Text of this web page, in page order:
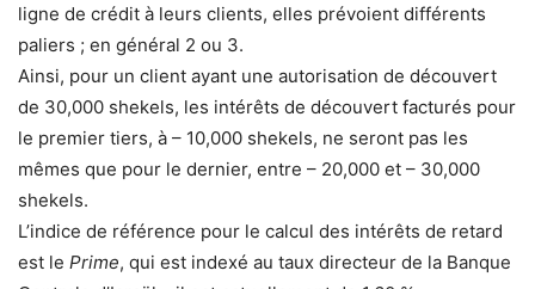
ligne de crédit à leurs clients, elles prévoient différents
paliers ; en général 2 ou 3.
Ainsi, pour un client ayant une autorisation de découvert
de 30,000 shekels, ​les intérêts de découvert facturés pour
le premier tiers, à – 10,000 shekels, ne seront pas les
mêmes que pour le dernier, entre – 20,000 et – 30,000
shekels.
L’indice de référence pour le calcul des intérêts de retard
est le Prime, qui est indexé au taux directeur de la Banque